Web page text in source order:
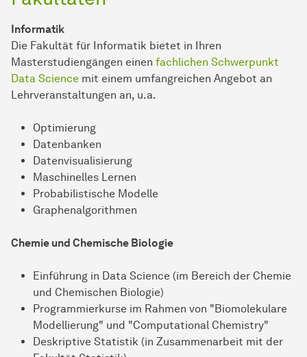
Informatik
Die Fakultät für Informatik bietet in Ihren
Masterstudiengängen einen fachlichen Schwerpunkt
Data Science mit einem umfangreichen Angebot an
Lehrveranstaltungen an, u.a.
Optimierung
Datenbanken
Datenvisualisierung
Maschinelles Lernen
Probabilistische Modelle
Graphenalgorithmen
Chemie und Chemische Biologie
Einführung in Data Science (im Bereich der Chemie
und Chemischen Biologie)
Programmierkurse im Rahmen von "Biomolekulare
Modellierung" und "Computational Chemistry"
Deskriptive Statistik (in Zusammenarbeit mit der